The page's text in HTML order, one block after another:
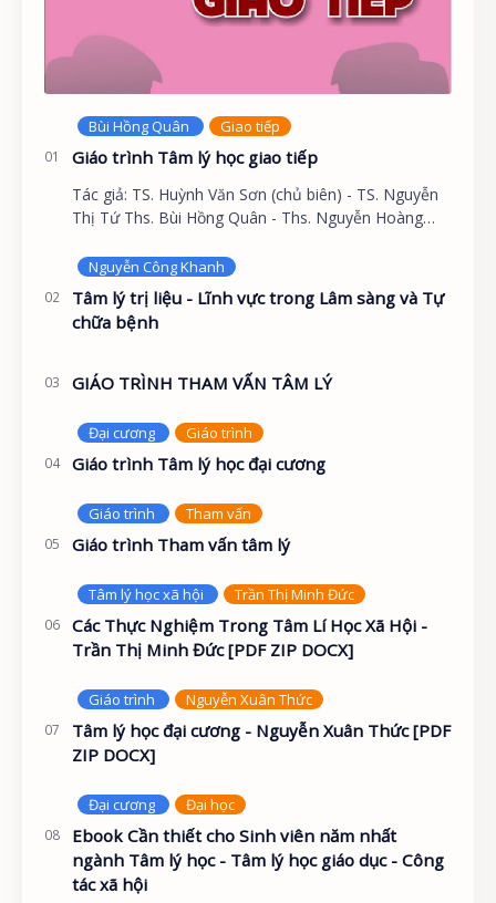
Giáo trình Tâm lý học giao tiếp
Tác giả: TS. Huỳnh Văn Sơn (chủ biên) - TS. Nguyễn
Thị Tứ Ths. Bùi Hồng Quân - Ths. Nguyễn Hoàng
họ…
Tâm lý trị liệu - Lĩnh vực trong Lâm sàng và Tự
chữa bệnh
GIÁO TRÌNH THAM VẤN TÂM LÝ
Giáo trình Tâm lý học đại cương
Giáo trình Tham vấn tâm lý
Các Thực Nghiệm Trong Tâm Lí Học Xã Hội -
Trần Thị Minh Đức [PDF ZIP DOCX]
Tâm lý học đại cương - Nguyễn Xuân Thức [PDF
ZIP DOCX]
Ebook Cần thiết cho Sinh viên năm nhất
ngành Tâm lý học - Tâm lý học giáo dục - Công
tác xã hội